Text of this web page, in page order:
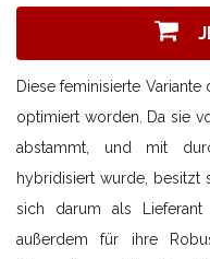
Diese feminisierte
optimiert worden. Da sie
abstammt, und mit
hybridisiert wurde, besitzt
sich darum als
außerdem für ihre